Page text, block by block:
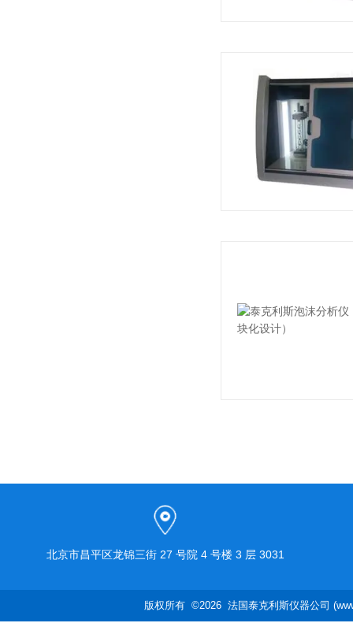
北京市昌平区龙锦三街 27 号院 4 号楼 3 层 3031
版权所有 ©2026 法国泰克利斯仪器公司